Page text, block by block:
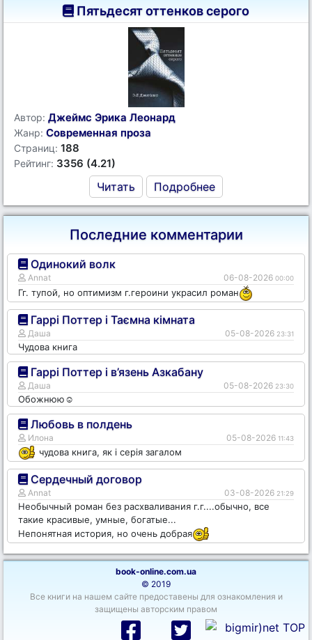
Пятьдесят оттенков серого
Автор: Джеймс Эрика Леонард
Жанр: Современная проза
Страниц: 188
Рейтинг: 3356 (4.21)
Читать Подробнее
Последние комментарии
Одинокий волк
Annat 06-08-2026 00:00
Гг. тупой, но оптимизм г.героини украсил роман
Гаррі Поттер і Таємна кімната
Даша 05-08-2026 23:31
Чудова книга
Гаррі Поттер і в’язень Азкабану
Даша 05-08-2026 23:30
Обожнюю☺️
Любовь в полдень
Илона 05-08-2026 11:43
чудова книга, як і серія загалом
Сердечный договор
Annat 03-08-2026 21:29
Необычный роман без расхваливания г.г....обычно, все
такие красивые, умные, богатые...
Непонятная история, но очень добрая
book-online.com.ua
© 2019
Все книги на нашем сайте предоставены для ознакомления и
защищены авторским правом